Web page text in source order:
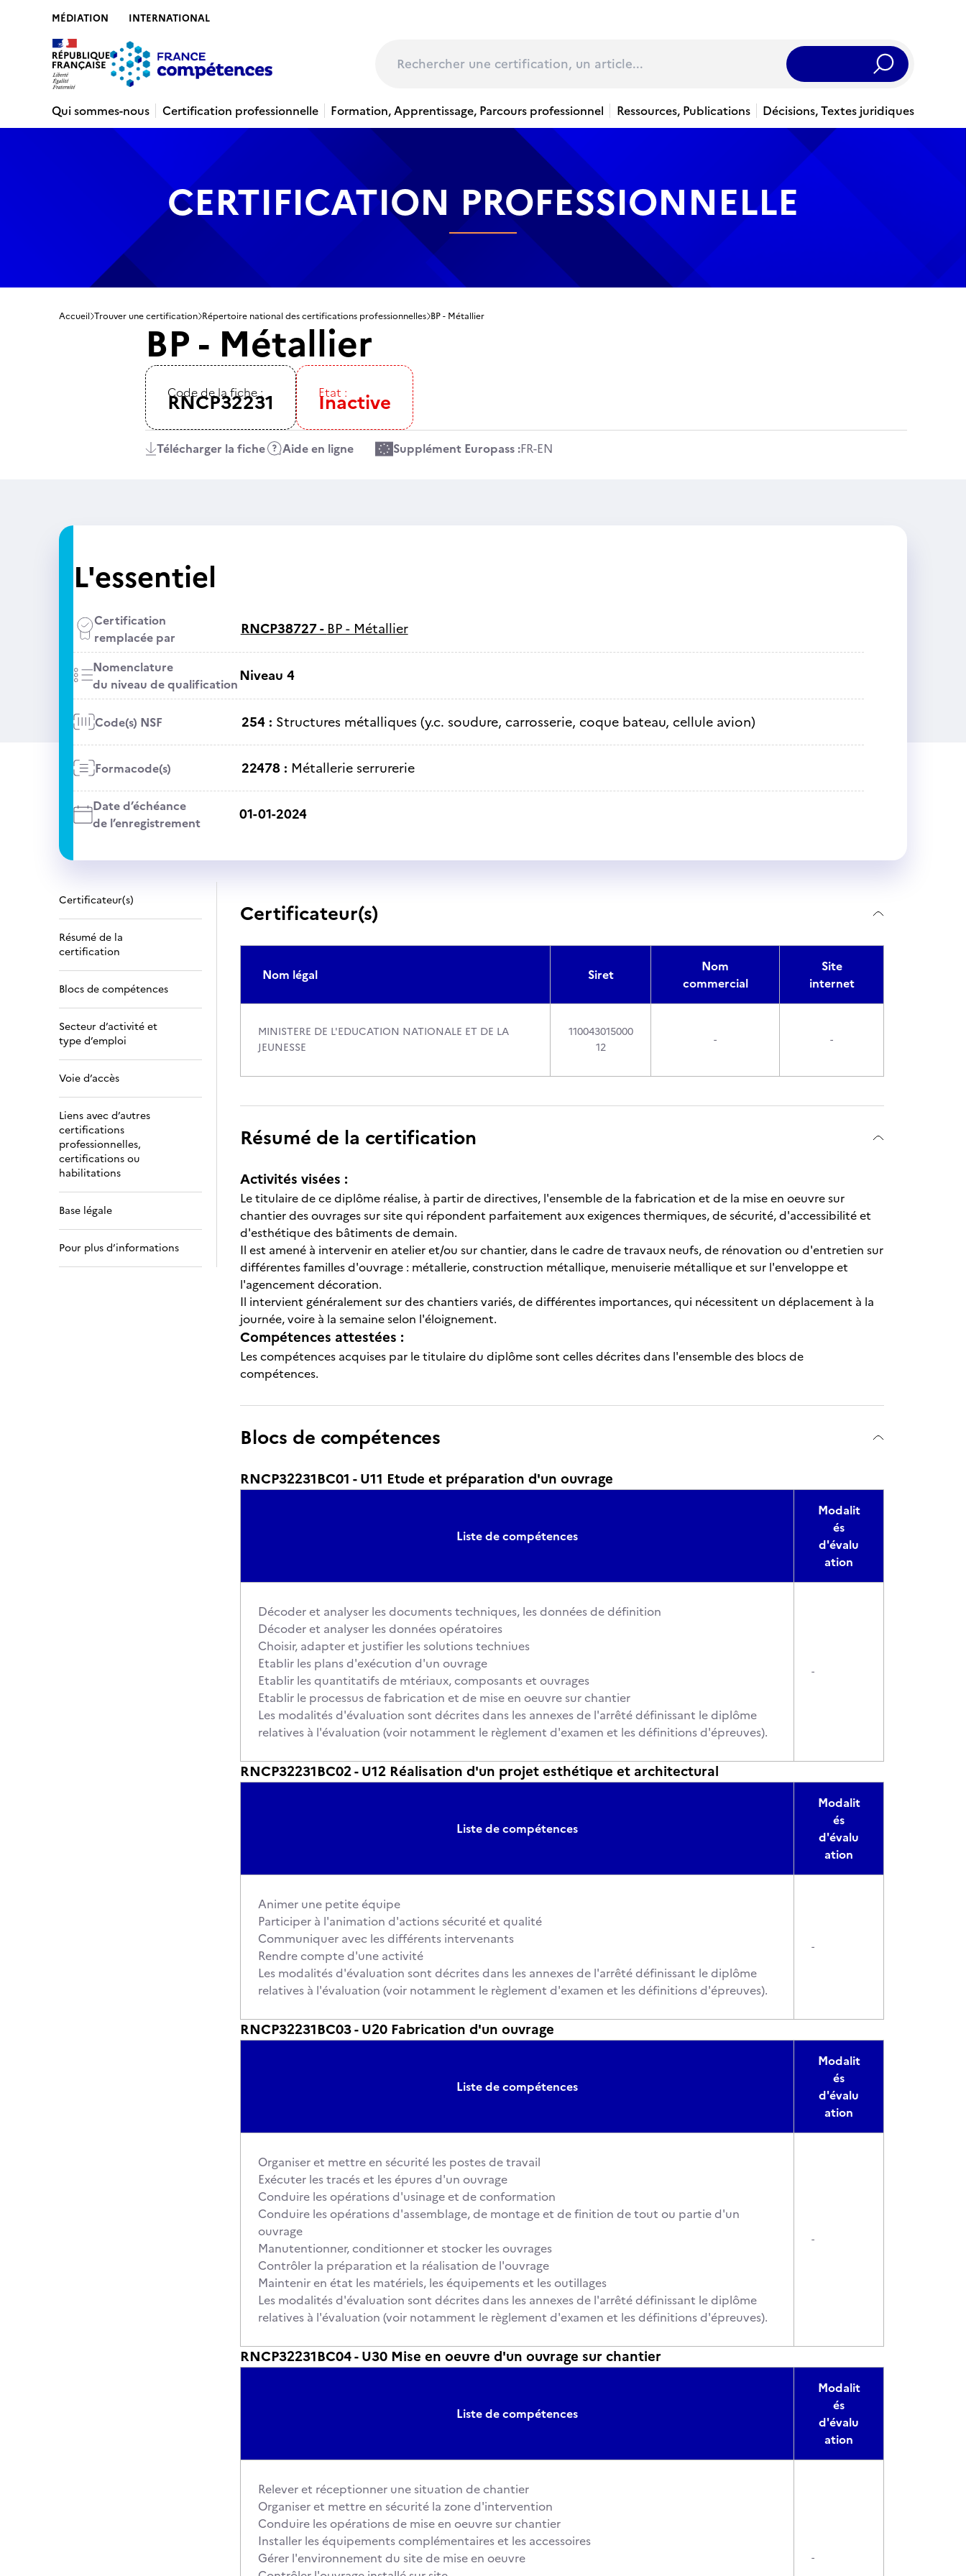
MÉDIATION INTERNATIONAL
Rechercher
Qui sommes-nous
Certification professionnelle Formation, Apprentissage, Parcours professionnel Ressources, Publications Décisions, Textes juridiques
CERTIFICATION PROFESSIONNELLE
Accueil Trouver une certification Répertoire national des certifications professionnelles BP - Métallier
BP - Métallier
Code de la fiche :
RNCP32231 Etat :
Inactive
Télécharger la fiche Aide en ligne Supplément Europass :FR-EN
L'essentiel
Certification
remplacée par
RNCP38727 - BP - Métallier
Nomenclature
du niveau de qualificationNiveau 4
Code(s) NSF 254 : Structures métalliques (y.c. soudure, carrosserie, coque bateau, cellule avion)
Formacode(s) 22478 : Métallerie serrurerie
Date d’échéance
de l’enregistrement
01-01-2024
Certificateur(s)
Résumé de la
certification
Blocs de compétences
Secteur d’activité et
type d’emploi
Voie d’accès
Liens avec d’autres
certifications
professionnelles,
certifications ou
habilitations
Base légale
Pour plus d’informations
Certificateur(s)
Nom légal Siret
Nom
commercial
Site
internet
MINISTERE DE L'EDUCATION NATIONALE ET DE LA
JEUNESSE
110043015000
12
- -
Résumé de la certification
Activités visées :
Le titulaire de ce diplôme réalise, à partir de directives, l'ensemble de la fabrication et de la mise en oeuvre sur
chantier des ouvrages sur site qui répondent parfaitement aux exigences thermiques, de sécurité, d'accessibilité et
d'esthétique des bâtiments de demain.
Il est amené à intervenir en atelier et/ou sur chantier, dans le cadre de travaux neufs, de rénovation ou d'entretien sur
différentes familles d'ouvrage : métallerie, construction métallique, menuiserie métallique et sur l'enveloppe et
l'agencement décoration.
Il intervient généralement sur des chantiers variés, de différentes importances, qui nécessitent un déplacement à la
journée, voire à la semaine selon l'éloignement.
Compétences attestées :
Les compétences acquises par le titulaire du diplôme sont celles décrites dans l'ensemble des blocs de
compétences.
Blocs de compétences
RNCP32231BC01 - U11 Etude et préparation d'un ouvrage
Liste de compétences
Modalit
és
d'évalu
ation
Décoder et analyser les documents techniques, les données de définition
Décoder et analyser les données opératoires
Choisir, adapter et justifier les solutions techniues
Etablir les plans d'exécution d'un ouvrage
Etablir les quantitatifs de mtériaux, composants et ouvrages
Etablir le processus de fabrication et de mise en oeuvre sur chantier
Les modalités d'évaluation sont décrites dans les annexes de l'arrêté définissant le diplôme
relatives à l'évaluation (voir notamment le règlement d'examen et les définitions d'épreuves).
-
RNCP32231BC02 - U12 Réalisation d'un projet esthétique et architectural
Liste de compétences
Modalit
és
d'évalu
ation
Animer une petite équipe
Participer à l'animation d'actions sécurité et qualité
Communiquer avec les différents intervenants
Rendre compte d'une activité
Les modalités d'évaluation sont décrites dans les annexes de l'arrêté définissant le diplôme
relatives à l'évaluation (voir notamment le règlement d'examen et les définitions d'épreuves).
-
RNCP32231BC03 - U20 Fabrication d'un ouvrage
Liste de compétences
Modalit
és
d'évalu
ation
Organiser et mettre en sécurité les postes de travail
Exécuter les tracés et les épures d'un ouvrage
Conduire les opérations d'usinage et de conformation
Conduire les opérations d'assemblage, de montage et de finition de tout ou partie d'un
ouvrage
Manutentionner, conditionner et stocker les ouvrages
Contrôler la préparation et la réalisation de l'ouvrage
Maintenir en état les matériels, les équipements et les outillages
Les modalités d'évaluation sont décrites dans les annexes de l'arrêté définissant le diplôme
relatives à l'évaluation (voir notamment le règlement d'examen et les définitions d'épreuves).
-
RNCP32231BC04 - U30 Mise en oeuvre d'un ouvrage sur chantier
Liste de compétences
Modalit
és
d'évalu
ation
Relever et réceptionner une situation de chantier
Organiser et mettre en sécurité la zone d'intervention
Conduire les opérations de mise en oeuvre sur chantier
Installer les équipements complémentaires et les accessoires
Gérer l'environnement du site de mise en oeuvre
-